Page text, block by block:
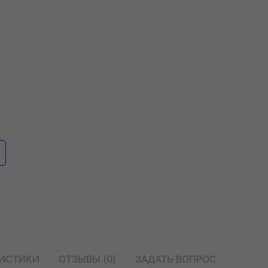
ОТЗЫВЫ (0) ЗАДАТЬ ВОПРОС